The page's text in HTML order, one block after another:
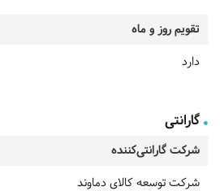
تقویم روز و ماه
دارد
گارانتی
شرکت گارانتی‌کننده
شرکت توسعه کالای دماوند